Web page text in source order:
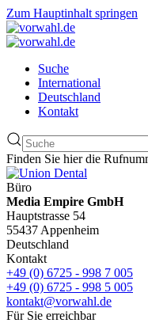
Zum Hauptinhalt springen
Suche
International
Deutschland
Kontakt
Finden Sie hier die
Büro
Media Empire GmbH
Hauptstrasse 54
55437 Appenheim
Deutschland
Kontakt
+49 (0) 6725 - 998 7 005
+49 (0) 6725 - 998 5 005
kontakt@vorwahl.de
Für Sie erreichbar